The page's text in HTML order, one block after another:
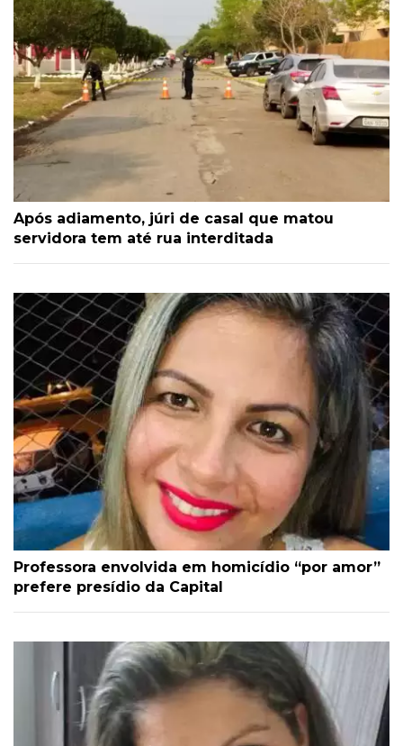
Após adiamento, júri de casal que matou
servidora tem até rua interditada
Professora envolvida em homicídio “por amor”
prefere presídio da Capital